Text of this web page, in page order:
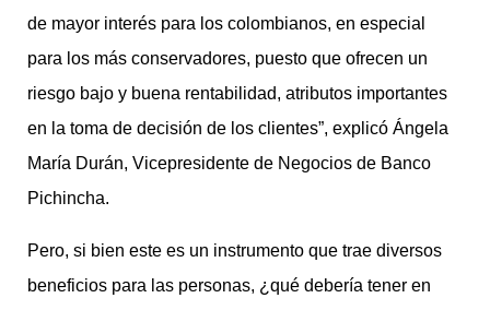
de mayor interés para los colombianos, en especial
para los más conservadores, puesto que ofrecen un
riesgo bajo y buena rentabilidad, atributos importantes
en la toma de decisión de los clientes”, explicó Ángela
María Durán, Vicepresidente de Negocios de Banco
Pichincha.
Pero, si bien este es un instrumento que trae diversos
beneficios para las personas, ¿qué debería tener en